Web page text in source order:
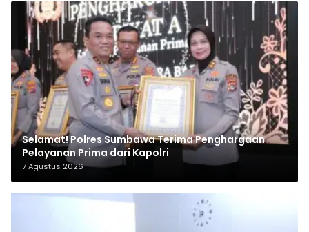
Selamat! Polres Sumbawa Terima Penghargaan
Pelayanan Prima dari Kapolri
7 Agustus 2026